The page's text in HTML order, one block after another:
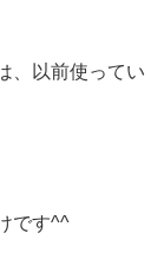
、以前使ってい
です^^